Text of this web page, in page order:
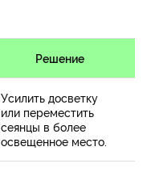
Решение
Усилить досветку
или переместить
сеянцы в более
освещенное место.